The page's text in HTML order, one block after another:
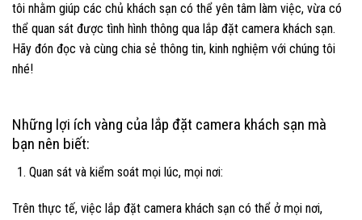
tôi nhằm giúp các chủ khách sạn có thể yên tâm làm việc, vừa có
thể quan sát được tình hình thông qua lắp đặt camera khách sạn.
Hãy đón đọc và cùng chia sẻ thông tin, kinh nghiệm với chúng tôi
nhé!
Những lợi ích vàng của lắp đặt camera khách sạn mà
bạn nên biết:
Quan sát và kiểm soát mọi lúc, mọi nơi:
Trên thực tế, việc lắp đặt camera khách sạn có thể ở mọi nơi,